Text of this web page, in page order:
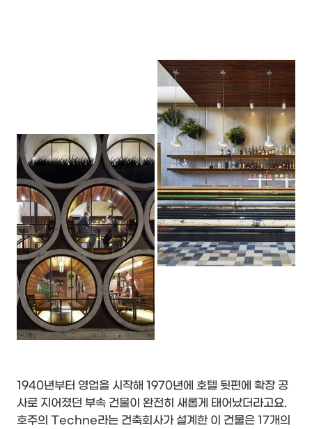
1940년부터 영업을 시작해 1970년에 호텔 뒷편에 확장 공
사로 지어졌던 부속 건물이 완전히 새롭게 태어났더라고요.
호주의 Techne라는 건축회사가 설계한 이 건물은 17개의